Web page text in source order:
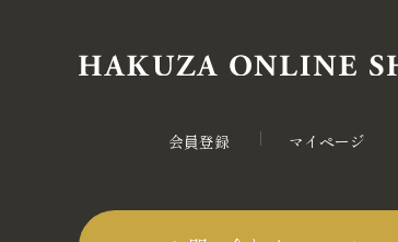
会員登録 マイページ